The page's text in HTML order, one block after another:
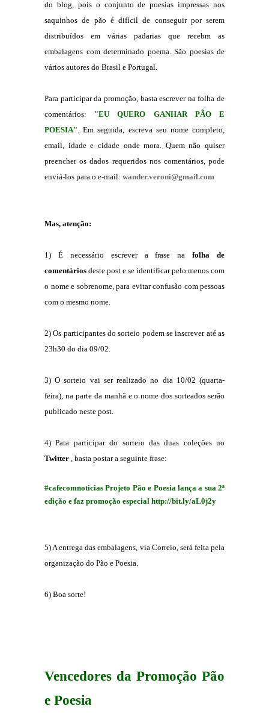
do blog, pois o conjunto de poesias impressas nos
saquinhos de pão é difícil de conseguir por serem
distribuídos em várias padarias que recebm as
embalagens com determinado poema. São poesias de
vários autores do Brasil e Portugal.
Para participar da promoção, basta escrever na folha de
comentários: "EU QUERO GANHAR PÃO E
POESIA". Em seguida, escreva seu nome completo,
email, idade e cidade onde mora. Quem não quiser
preencher os dados requeridos nos comentários, pode
enviá-los para o e-mail: wander.veroni@gmail.com
Mas, atenção:
1) É necessário escrever a frase nafolha de
comentários deste post e se identificar pelo menos com
o nome e sobrenome, para evitar confusão com pessoas
com o mesmo nome.
2) Os participantes do sorteio podem se inscrever até as
23h30 do dia 09/02.
3) O sorteio vai ser realizado no dia 10/02 (quarta-
feira), na parte da manhã e o nome dos sorteados serão
publicado neste post.
4) Para participar do sorteio das duas coleções no
Twitter , basta postar a seguinte frase:
#cafecomnoticias Projeto Pão e Poesia lança a sua 2ª
edição e faz promoção especial http://bit.ly/aL0j2y
5) A entrega das embalagens, via Correio, será feita pela
organização do Pão e Poesia.
6) Boa sorte!
Vencedores da Promoção Pão
e Poesia